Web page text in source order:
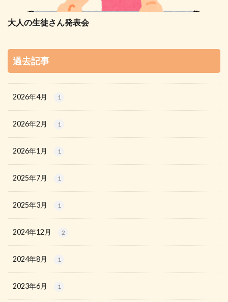
大人の生徒さん発表会
過去記事
2026年4月 1
2026年2月 1
2026年1月 1
2025年7月 1
2025年3月 1
2024年12月 2
2024年8月 1
2023年6月 1